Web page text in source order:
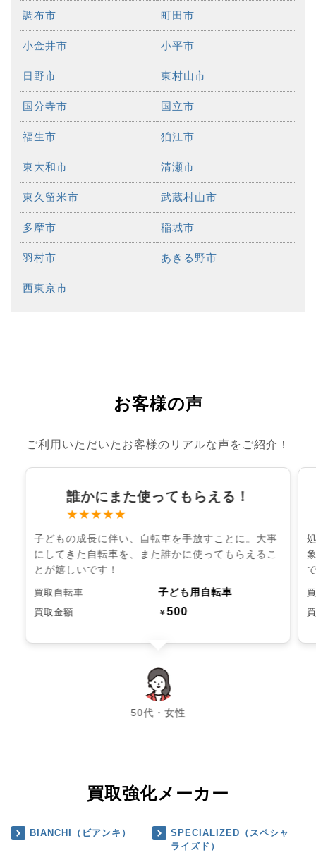
調布市 町田市
小金井市 小平市
日野市 東村山市
国分寺市 国立市
福生市 狛江市
東大和市 清瀬市
東久留米市 武蔵村山市
多摩市 稲城市
羽村市 あきる野市
西東京市
お客様の声
ご利用いただいたお客様のリアルな声をご紹介！
誰かにまた使ってもらえる！
★★★★★
子どもの成長に伴い、自転車を手放すことに。大事
にしてきた自転車を、また誰かに使ってもらえるこ
とが嬉しいです！
買取自転車 子ども用自転車
買取金額 ￥500
50代・女性
chevron_left chevron_right
買取強化メーカー
BIANCHI（ビアンキ）
SPECIALIZED（スペシャ
ライズド）